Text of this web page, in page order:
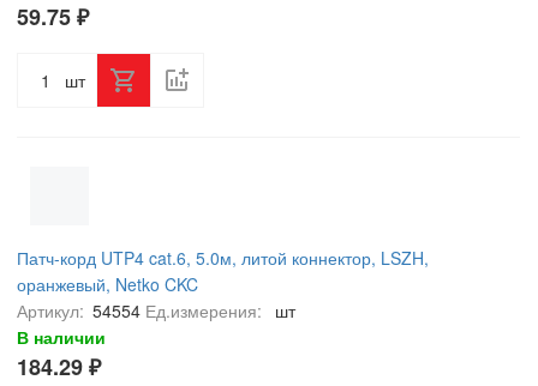
59.75 ₽
шт
Патч-корд UTP4 cat.6, 5.0м, литой коннектор, LSZH,
оранжевый, Netko CKC
Артикул: 54554 Ед.измерения:
шт
В наличии
184.29 ₽